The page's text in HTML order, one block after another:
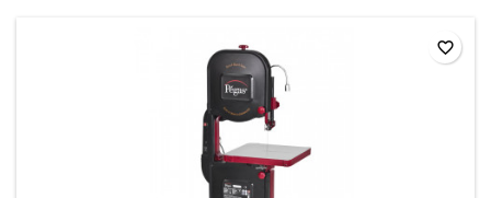
favorite_border